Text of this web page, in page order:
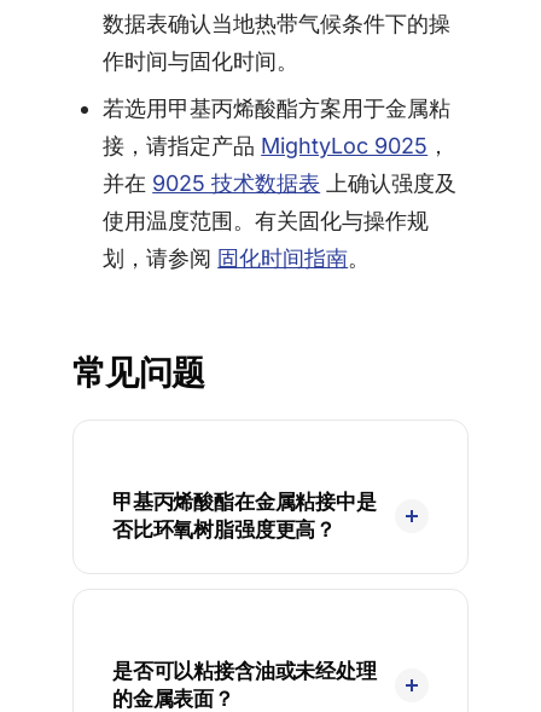
数据表确认当地热带气候条件下的操
作时间与固化时间。
若选用甲基丙烯酸酯方案用于金属粘
接，请指定产品 MightyLoc 9025 ，
并在 9025 技术数据表 上确认强度及
使用温度范围。有关固化与操作规
划，请参阅 固化时间指南。
常见问题
甲基丙烯酸酯在金属粘接中是
否比环氧树脂强度更高？
是否可以粘接含油或未经处理
的金属表面？